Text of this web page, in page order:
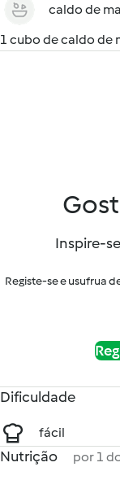
caldo de
1 cubo de caldo de
Inspire-
Registe-se e usufrua
Dificuldade
fácil
Nutrição por 1